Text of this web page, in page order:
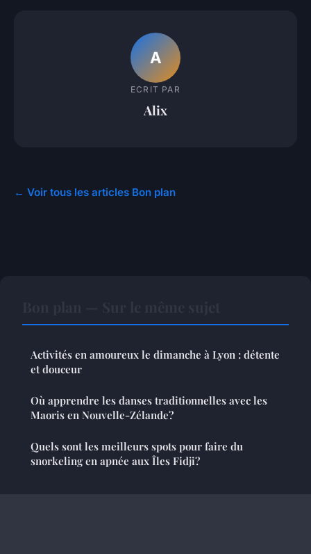
A
ECRIT PAR
Alix
← Voir tous les articles Bon plan
Activités en amoureux le dimanche à Lyon : détente
et douceur
Où apprendre les danses traditionnelles avec les
Maoris en Nouvelle-Zélande?
Quels sont les meilleurs spots pour faire du
snorkeling en apnée aux Îles Fidji?